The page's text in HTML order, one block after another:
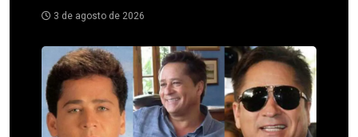
3 de agosto de 2026